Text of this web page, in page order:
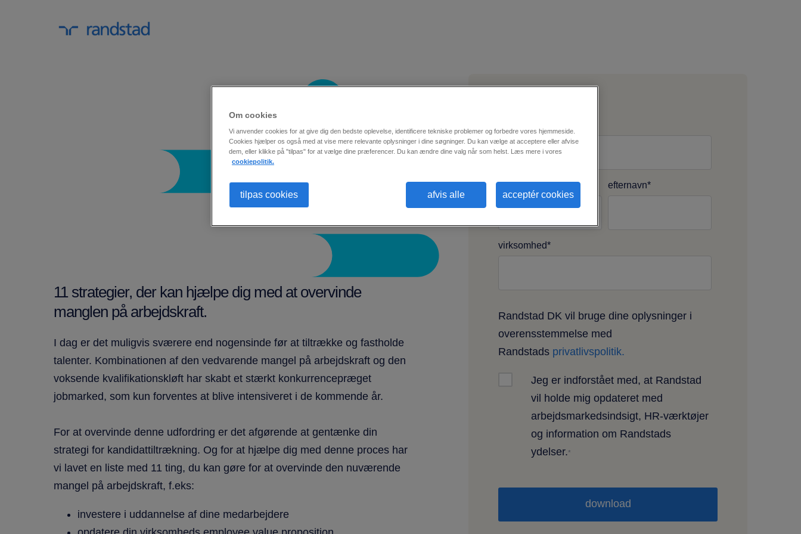
11 strategier, der kan hjælpe dig med at overvinde
manglen på arbejdskraft.
I dag er det muligvis sværere end nogensinde før at tiltrække og fastholde
talenter. Kombinationen af den vedvarende mangel på arbejdskraft og den
voksende kvalifikationskløft har skabt et stærkt konkurrencepræget
jobmarked, som kun forventes at blive intensiveret i de kommende år.
For at overvinde denne udfordring er det afgørende at gentænke din
strategi for kandidattiltrækning. Og for at hjælpe dig med denne proces har
vi lavet en liste med 11 ting, du kan gøre for at overvinde den nuværende
mangel på arbejdskraft, f.eks:
investere i uddannelse af dine medarbejdere
fornavn* efternavn*
virksomhed*
Randstad DK vil bruge dine oplysninger i
overensstemmelse med
Randstads privatlivspolitik.
Jeg er indforstået med, at Randstad
vil holde mig opdateret med
arbejdsmarkedsindsigt, HR-værktøjer
og information om Randstads
ydelser.*
Om cookies
Vi anvender cookies for at give dig den bedste oplevelse, identificere tekniske problemer og forbedre vores hjemmeside.
Cookies hjælper os også med at vise mere relevante oplysninger i dine søgninger. Du kan vælge at acceptere eller afvise
dem, eller klikke på "tilpas" for at vælge dine præferencer. Du kan ændre dine valg når som helst. Læs mere i vores
cookiepolitik.
tilpas cookies afvis alle acceptér cookies